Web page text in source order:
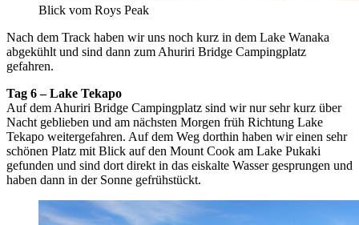
Blick vom Roys Peak
Nach dem Track haben wir uns noch kurz in dem Lake Wanaka
abgekühlt und sind dann zum Ahuriri Bridge Campingplatz
gefahren.
Tag 6 – Lake Tekapo
Auf dem Ahuriri Bridge Campingplatz sind wir nur sehr kurz über
Nacht geblieben und am nächsten Morgen früh Richtung Lake
Tekapo weitergefahren. Auf dem Weg dorthin haben wir einen sehr
schönen Platz mit Blick auf den Mount Cook am Lake Pukaki
gefunden und sind dort direkt in das eiskalte Wasser gesprungen und
haben dann in der Sonne gefrühstückt.